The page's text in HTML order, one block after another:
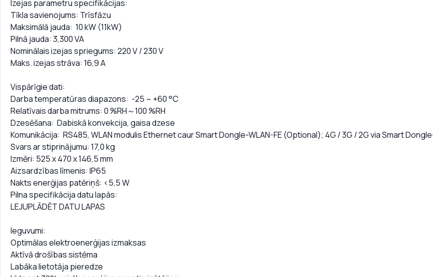
Izejas parametru specifikācijas:
Tīkla savienojums: Trīsfāzu
Maksimālā jauda: 10 kW (11kW)
Pilnā jauda: 3,300 VA
Nominālais izejas spriegums: 220 V / 230 V
Maks. izejas strāva: 16,9 A
Vispārīgie dati:
Darba temperatūras diapazons: -25 ~ +60 °C
Relatīvais darba mitrums: 0 %RH～100 %RH
Dzesēšana: Dabiskā konvekcija, gaisa dzese
Komunikācija: RS485, WLAN modulis Ethernet caur Smart Dongle-WLAN-FE (Optional); 4G / 3G / 2G via Smart
Svars ar stiprinājumu: 17,0 kg
Izmēri: 525 x 470 x 146,5 mm
Aizsardzības līmenis: IP65
Nakts enerģijas patēriņš: <5,5 W
Pilna specifikācija datu lapās:
LEJUPLĀDĒT DATU LAPAS
Ieguvumi:
Optimālas elektroenerģijas izmaksas
Aktīvā drošības sistēma
Labāka lietotāja pieredze